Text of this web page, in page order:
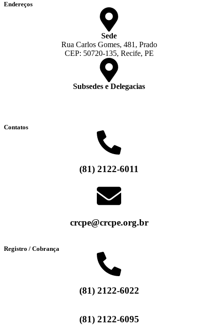
Endereços
Sede
Rua Carlos Gomes, 481, Prado
CEP: 50720-135, Recife, PE
Subsedes e Delegacias
Contatos
(81) 2122-6011
crcpe@crcpe.org.br
Registro / Cobrança
(81) 2122-6022
(81) 2122-6095